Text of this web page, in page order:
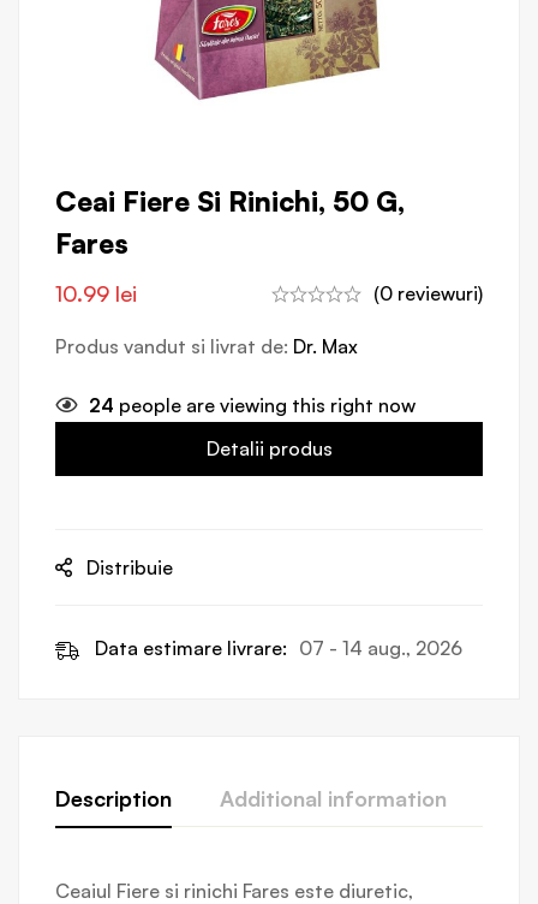
Ceai Fiere Si Rinichi, 50 G,
Fares
10.99 lei (0 reviewuri)
Produs vandut si livrat de: Dr. Max
24 people are viewing this right now
Detalii produs
Distribuie
Data estimare livrare: 07 - 14 aug., 2026
Description Additional information
Ceaiul Fiere si rinichi Fares este diuretic,